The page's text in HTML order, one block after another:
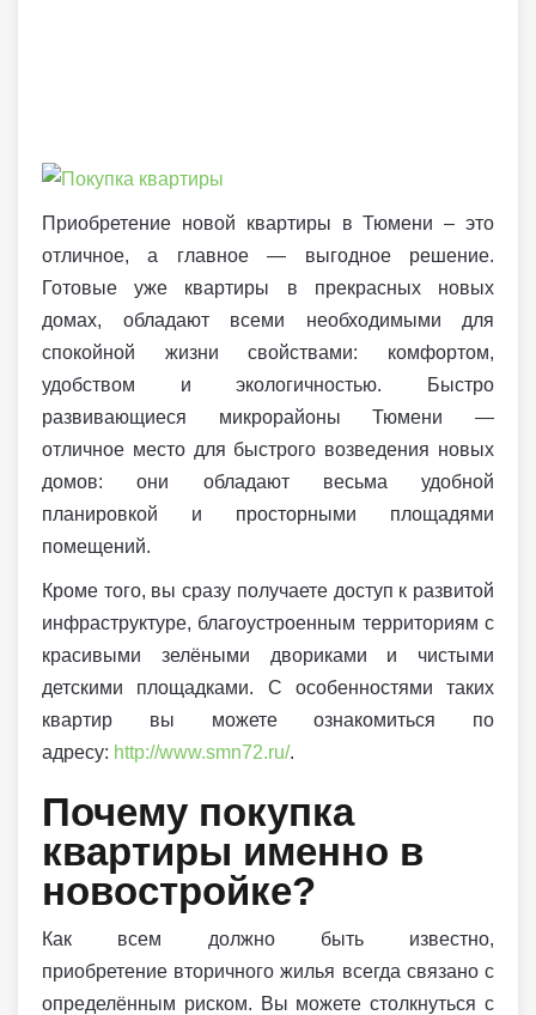
Приобретение новой квартиры в Тюмени – это
отличное, а главное — выгодное решение.
Готовые уже квартиры в прекрасных новых
домах, обладают всеми необходимыми для
спокойной жизни свойствами: комфортом,
удобством и экологичностью. Быстро
развивающиеся микрорайоны Тюмени —
отличное место для быстрого возведения новых
домов: они обладают весьма удобной
планировкой и просторными площадями
помещений.
Кроме того, вы сразу получаете доступ к развитой
инфраструктуре, благоустроенным территориям с
красивыми зелёными двориками и чистыми
детскими площадками. С особенностями таких
квартир вы можете ознакомиться по
адресу: http://www.smn72.ru/.
Почему покупка
квартиры именно в
новостройке?
Как всем должно быть известно,
приобретение вторичного жилья всегда связано с
определённым риском. Вы можете столкнуться с